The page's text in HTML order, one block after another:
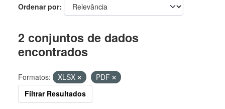
Ordenar por
2 conjuntos de dados
encontrados
Formatos: XLSX
PDF
Filtrar Resultados